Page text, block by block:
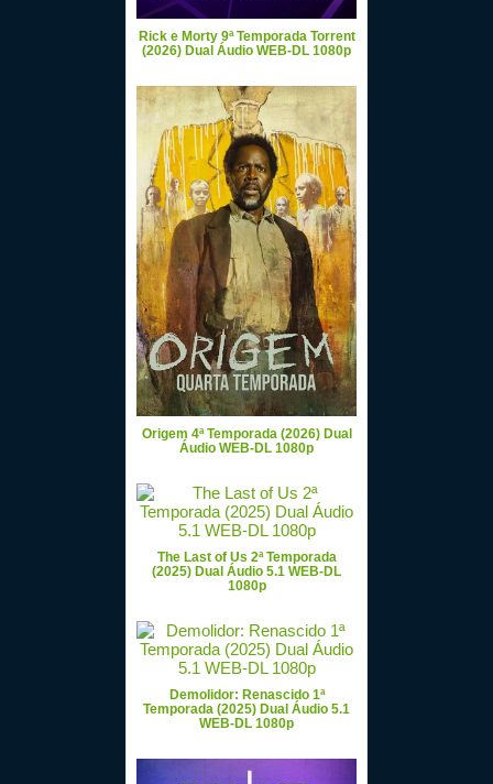
Rick e Morty 9ª Temporada Torrent
(2026) Dual Áudio WEB-DL 1080p
Origem 4ª Temporada (2026) Dual
Áudio WEB-DL 1080p
The Last of Us 2ª Temporada
(2025) Dual Áudio 5.1 WEB-DL
1080p
Demolidor: Renascido 1ª
Temporada (2025) Dual Áudio 5.1
WEB-DL 1080p